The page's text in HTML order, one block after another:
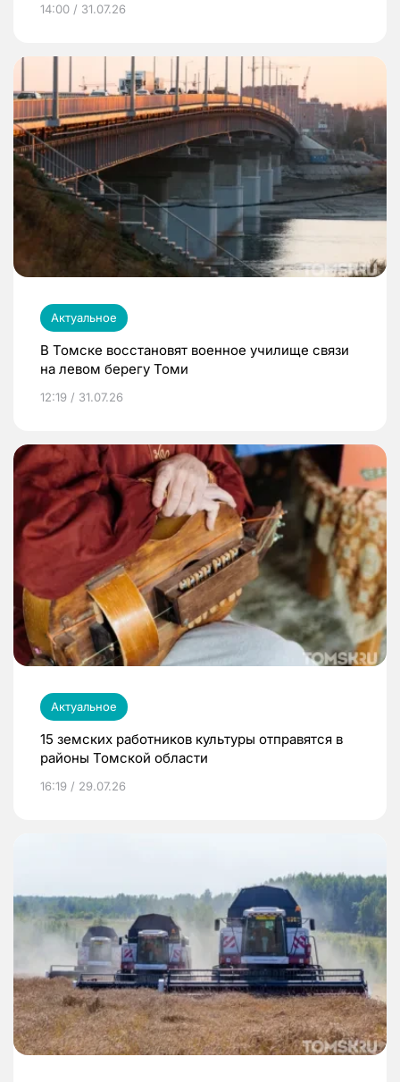
14:00 / 31.07.26
Актуальное
В Томске восстановят военное училище связи
на левом берегу Томи
12:19 / 31.07.26
Актуальное
15 земских работников культуры отправятся в
районы Томской области
16:19 / 29.07.26